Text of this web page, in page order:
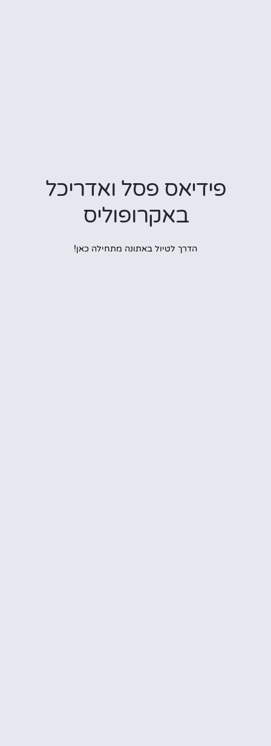
פידיאס פסל ואדריכל
באקרופוליס
הדרך לטיול באתונה מתחילה כאן!